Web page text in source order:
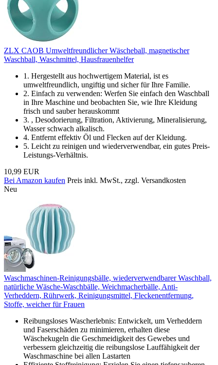
ZLX CAOB Umweltfreundlicher Wäscheball, magnetischer
Waschball, Waschmittel, Hausfrauenhelfer
1. Hergestellt aus hochwertigem Material, ist es
umweltfreundlich, ungiftig und sicher für Ihre Familie.
2. Einfach zu verwenden: Werfen Sie einfach den Waschball
in Ihre Maschine und beobachten Sie, wie Ihre Kleidung
frisch und sauber herauskommt
3. , Desodorierung, Filtration, Aktivierung, Mineralisierung,
Wasser schwach alkalisch.
4. Entfernt effektiv Öl und Flecken auf der Kleidung.
5. Leicht zu reinigen und wiederverwendbar, ein gutes Preis-
Leistungs-Verhältnis.
10,99 EUR
Bei Amazon kaufen Preis inkl. MwSt., zzgl. Versandkosten
Neu
Waschmaschinen-Reinigungsbälle, wiederverwendbarer Waschball,
natürliche Wäsche-Waschbälle, Weichmacherbälle, Anti-
Verheddern, Rührwerk, Reinigungsmittel, Fleckenentfernung,
Stoffe, weicher für Frauen
Reibungsloses Wascherlebnis: Entwickelt, um Verheddern
und Faserschäden zu minimieren, erhalten diese
Wäschekugeln die Geschmeidigkeit des Gewebes und
verbessern gleichzeitig die reibungslose Lauffähigkeit der
Waschmaschine bei allen Lastarten